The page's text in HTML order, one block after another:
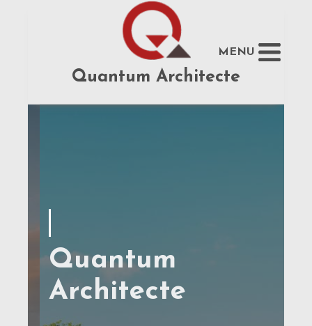
Quantum Architecte
Quantum
Architecte
MENU